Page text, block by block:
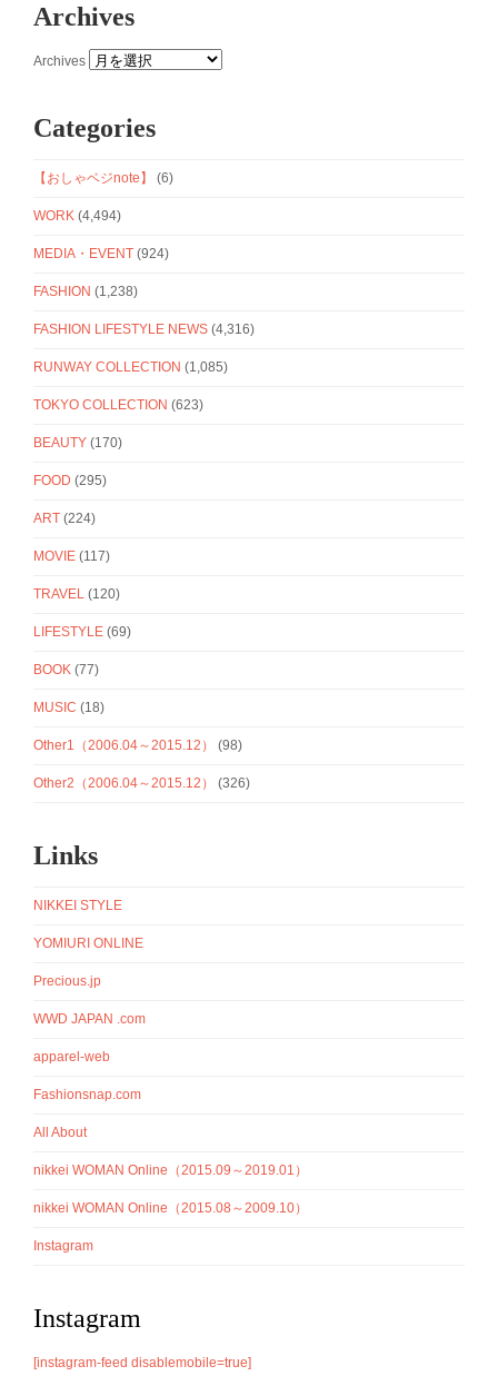
Archives
Archives
Categories
【おしゃベジnote】 (6)
WORK (4,494)
MEDIA・EVENT (924)
FASHION (1,238)
FASHION LIFESTYLE NEWS (4,316)
RUNWAY COLLECTION (1,085)
TOKYO COLLECTION (623)
BEAUTY (170)
FOOD (295)
ART (224)
MOVIE (117)
TRAVEL (120)
LIFESTYLE (69)
BOOK (77)
MUSIC (18)
Other1（2006.04～2015.12） (98)
Other2（2006.04～2015.12） (326)
Links
NIKKEI STYLE
YOMIURI ONLINE
Precious.jp
WWD JAPAN .com
apparel-web
Fashionsnap.com
All About
nikkei WOMAN Online（2015.09～2019.01）
nikkei WOMAN Online（2015.08～2009.10）
Instagram
Instagram
[instagram-feed disablemobile=true]